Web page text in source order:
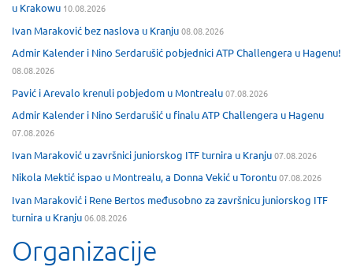
u Krakowu 10.08.2026
Ivan Maraković bez naslova u Kranju08.08.2026
Admir Kalender i Nino Serdarušić pobjednici ATP Challengera u Hagenu!
08.08.2026
Pavić i Arevalo krenuli pobjedom u Montrealu07.08.2026
Admir Kalender i Nino Serdarušić u finalu ATP Challengera u Hagenu
07.08.2026
Ivan Maraković u završnici juniorskog ITF turnira u Kranju07.08.2026
Nikola Mektić ispao u Montrealu, a Donna Vekić u Torontu07.08.2026
Ivan Maraković i Rene Bertos međusobno za završnicu juniorskog ITF
turnira u Kranju06.08.2026
Organizacije